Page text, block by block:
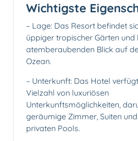
Wichtigste
– Lage: Das Resort befindet
üppiger tropischer Gärten und
atemberaubenden Blick auf
Ozean.
– Unterkunft: Das Hotel
Vielzahl von luxuriösen
Unterkunftsmöglichkeiten,
geräumige Zimmer, Suiten
privaten Pools.